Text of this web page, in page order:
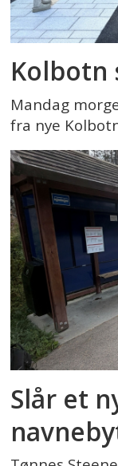
Kolbotn
Mandag
fra nye
Slår et